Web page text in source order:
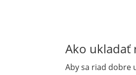
Ako ukladať
Aby sa riad dobre